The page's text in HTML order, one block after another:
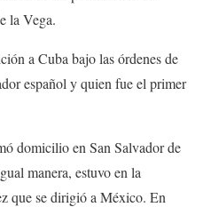
la Vega.
a Cuba bajo las órdenes de
español y quien fue el primer
domicilio en San Salvador de
manera, estuvo en la
que se dirigió a México. En